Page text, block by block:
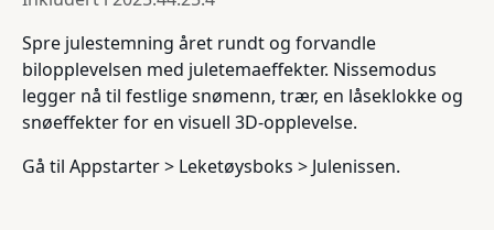
Spre julestemning året rundt og forvandle
bilopplevelsen med juletemaeffekter. Nissemodus
legger nå til festlige snømenn, trær, en låseklokke og
snøeffekter for en visuell 3D-opplevelse.
Gå til Appstarter > Leketøysboks > Julenissen.